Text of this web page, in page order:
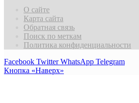
О сайте
Карта сайта
Обратная связь
Поиск по меткам
Политика конфиденциальности
Facebook Twitter WhatsApp Telegram
Кнопка «Наверх»